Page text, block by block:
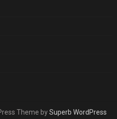
Theme bySuperb WordPress